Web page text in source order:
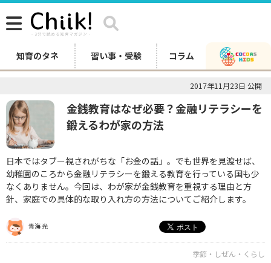
知育のタネ 習い事・受験 コラム
2017年11月23日 公開
金銭教育はなぜ必要？金融リテラシーを
鍛えるわが家の方法
日本ではタブー視されがちな「お金の話」。でも世界を見渡せば、
幼稚園のころから金融リテラシーを鍛える教育を行っている国も少
なくありません。今回は、わが家が金銭教育を重視する理由と方
針、家庭での具体的な取り入れ方の方法についてご紹介します。
青海 光
季節・しぜん・くらし